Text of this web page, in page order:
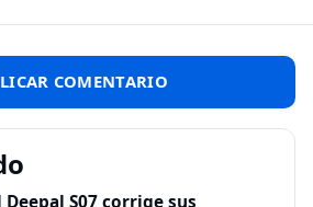
Deepal S07 corrige sus